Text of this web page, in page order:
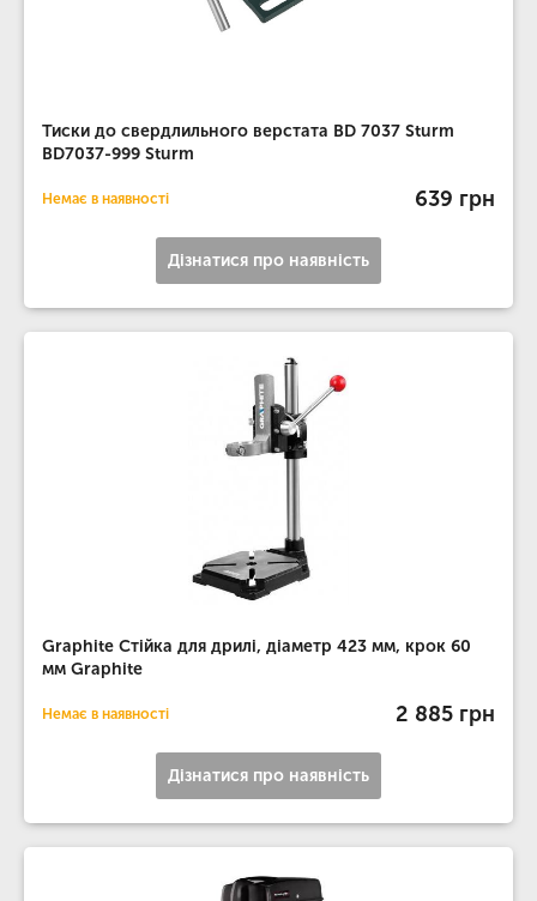
Тиски до свердлильного верстата BD 7037 Sturm
BD7037-999 Sturm
Немає в наявності 639 грн
Дізнатися про наявність
Graphite Стійка для дрилі, діаметр 423 мм, крок 60
мм Graphite
Немає в наявності 2 885 грн
Дізнатися про наявність